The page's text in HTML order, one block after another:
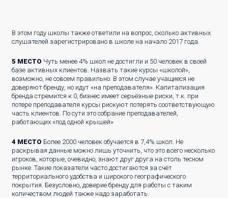
В этом году школы также ответили на вопрос, сколько активных
слушателей зарегистрировано в школе на начало 2017 года.
5 МЕСТО Чуть менее 4% школ не достигли и 50 человек в своей
базе активных клиентов. Назвать такие курсы «школой»,
возможно, не совсем правильно. В этом случае учащиеся не
доверяют бренду, но идут «на преподавателя». Капитализация
бренда стремится к 0, бизнес имеет серьёзные риски, т.к. при
потере преподавателя курсы рискуют потерять соответствующую
часть клиентов. По сути это собрание преподавателей,
работающих «под одной крышей»
4 МЕСТО Более 2000 человек обучается в 7,4% школ. Не
раскрывая данные можно лишь уточнить, что это всего несколько
игроков, которые, очевидно, знают друг друга на столь тесном
рынке. Такие показатели часто достигаются за счёт
территориального удобства и широкого географического
покрытия. Безусловно, доверие бренду для работы с таким
количеством людей также надо заработать.